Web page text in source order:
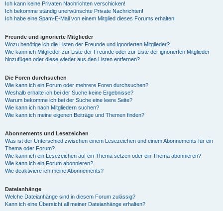
Ich kann keine Privaten Nachrichten verschicken!
Ich bekomme ständig unerwünschte Private Nachrichten!
Ich habe eine Spam-E-Mail von einem Mitglied dieses Forums erhalten!
Freunde und ignorierte Mitglieder
Wozu benötige ich die Listen der Freunde und ignorierten Mitglieder?
Wie kann ich Mitglieder zur Liste der Freunde oder zur Liste der ignorierten Mitglieder
hinzufügen oder diese wieder aus den Listen entfernen?
Die Foren durchsuchen
Wie kann ich ein Forum oder mehrere Foren durchsuchen?
Weshalb erhalte ich bei der Suche keine Ergebnisse?
Warum bekomme ich bei der Suche eine leere Seite?
Wie kann ich nach Mitgliedern suchen?
Wie kann ich meine eigenen Beiträge und Themen finden?
Abonnements und Lesezeichen
Was ist der Unterschied zwischen einem Lesezeichen und einem Abonnements für ein
Thema oder Forum?
Wie kann ich ein Lesezeichen auf ein Thema setzen oder ein Thema abonnieren?
Wie kann ich ein Forum abonnieren?
Wie deaktiviere ich meine Abonnements?
Dateianhänge
Welche Dateianhänge sind in diesem Forum zulässig?
Kann ich eine Übersicht all meiner Dateianhänge erhalten?